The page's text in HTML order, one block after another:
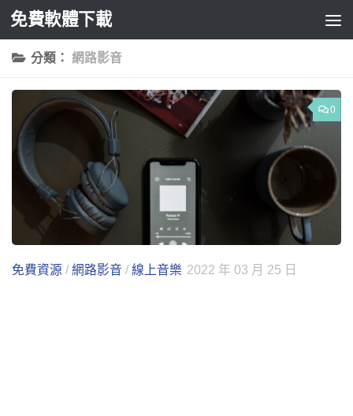
Skip to content
免費軟體下載
分類： 網路影音
0
免費資源 / 網路影音 / 線上音樂 2022 年 03 月 25 日